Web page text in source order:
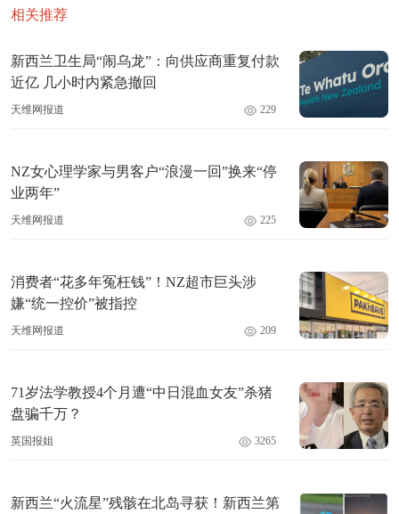
相关推荐
新西兰卫生局“闹乌龙”：向供应商重复付款
近亿 几小时内紧急撤回
天维网报道 229
NZ女心理学家与男客户“浪漫一回”换来“停
业两年”
天维网报道 225
消费者“花多年冤枉钱”！NZ超市巨头涉
嫌“统一控价”被指控
天维网报道 209
71岁法学教授4个月遭“中日混血女友”杀猪
盘骗千万？
英国报姐 3265
新西兰“火流星”残骸在北岛寻获！新西兰第